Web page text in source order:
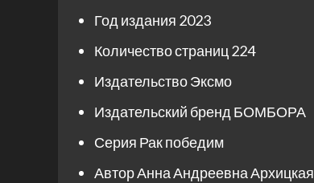
Год издания 2023
Количество страниц224
ИздательствоЭксмо
Издательский бренд БОМБОРА
Серия Рак победим
АвторАнна Андреевна Архицкая